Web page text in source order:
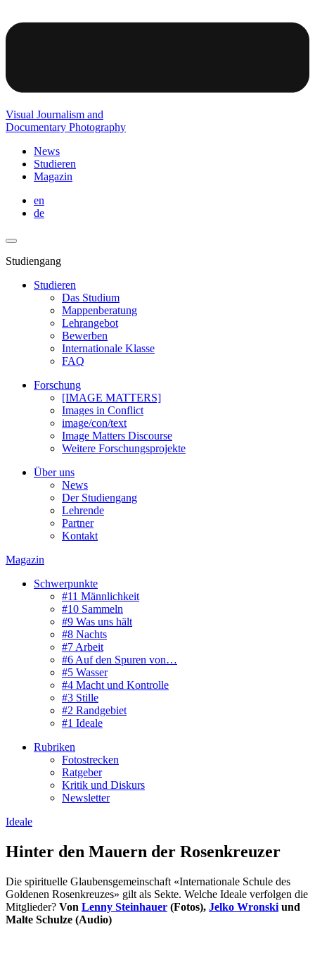
Visual Journalism and
Documentary Photography
News
Studieren
Magazin
en
de
Studiengang
Studieren
Das Studium
Mappenberatung
Lehrangebot
Bewerben
Internationale Klasse
FAQ
Forschung
[IMAGE MATTERS]
Images in Conflict
image/con/text
Image Matters Discourse
Weitere Forschungsprojekte
Über uns
News
Der Studiengang
Lehrende
Partner
Kontakt
Magazin
Schwerpunkte
#11 Männlichkeit
#10 Sammeln
#9 Was uns hält
#8 Nachts
#7 Arbeit
#6 Auf den Spuren von…
#5 Wasser
#4 Macht und Kontrolle
#3 Stille
#2 Randgebiet
#1 Ideale
Rubriken
Fotostrecken
Ratgeber
Kritik und Diskurs
Newsletter
Ideale
Hinter den Mauern der Rosenkreuzer
Die spirituelle Glaubensgemeinschaft «Internationale Schule des
Goldenen Rosenkreuzes» gilt als Sekte. Welche Ideale verfolgen die
Mitglieder? Von Lenny Steinhauer (Fotos), Jelko Wronski und
Malte Schulze (Audio)